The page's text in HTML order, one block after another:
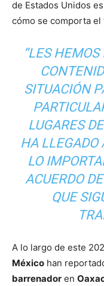
de Estados Unidos
cómo se comporta el
“LES
SITUACIÓN
LUGARES
HA LLEGADO
LO
ACUERDO
QUE
A lo largo de este
México han
barrenador en